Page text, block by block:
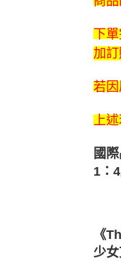
下
加
若
上
國
1：
《
少